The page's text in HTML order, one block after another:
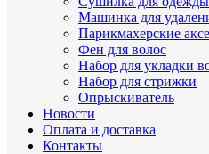
Машинка для
Парикмахерские
Фен для волос
Набор для укладки
Набор для стрижки
Опрыскиватель
Новости
Оплата и доставка
Контакты